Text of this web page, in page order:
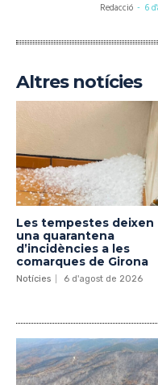
Redacció - 6
Altres notícies
Les tempestes deixen
una quarantena
d’incidències a les
comarques de Girona
Notícies 6 d'agost de 2026